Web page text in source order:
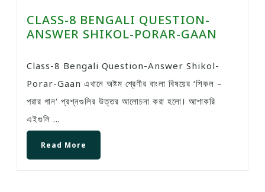
CLASS-8 BENGALI QUESTION-
ANSWER SHIKOL-PORAR-GAAN
Class-8 Bengali Question-Answer Shikol-
Porar-Gaan এখানে অষ্টম শ্রেণীর বাংলা বিষয়ের ‘শিকল –
পরার গান‘ প্রশ্নগুলির উত্তর আলোচনা করা হলো। আশাকরি
এইগুলি ...
Read More